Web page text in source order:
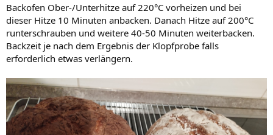
Backofen Ober-/Unterhitze auf 220°C vorheizen und bei
dieser Hitze 10 Minuten anbacken. Danach Hitze auf 200°C
runterschrauben und weitere 40-50 Minuten weiterbacken.
Backzeit je nach dem Ergebnis der Klopfprobe falls
erforderlich etwas verlängern.